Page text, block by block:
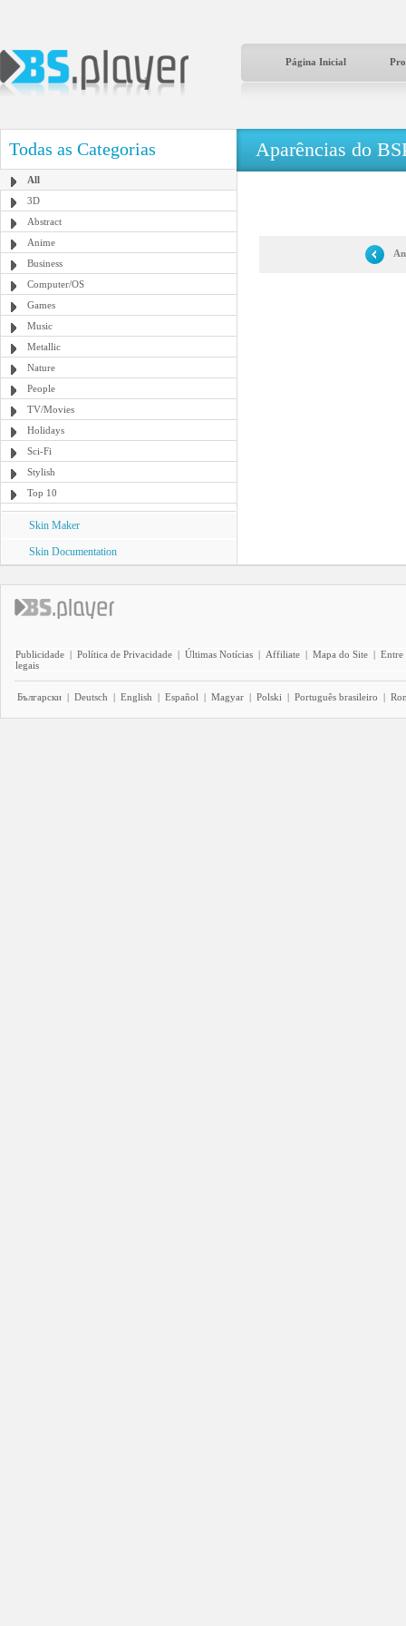
Página Inicial
Todas as Categorias
All
3D
Abstract
Anime
Business
Computer/OS
Games
Music
Metallic
Nature
People
TV/Movies
Holidays
Sci-Fi
Stylish
Top 10
Skin Maker
Skin Documentation
Aparências do
Publicidade | Política de Privacidade | Últimas Notícias | Affiliate | Mapa do Site | Entre
legais
Български | Deutsch | English | Español | Magyar | Polski | Português brasileiro |